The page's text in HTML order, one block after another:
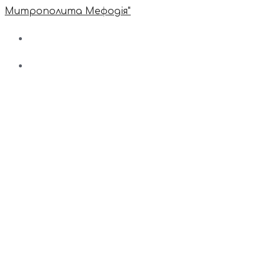
Митрополита Мефодія"